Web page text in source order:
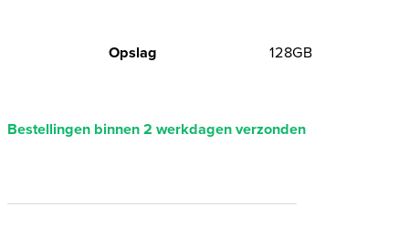
Opslag 128GB
Bestellingen binnen 2 werkdagen verzonden